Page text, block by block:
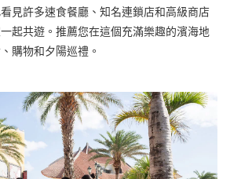
見許多速食餐廳、知名連鎖店和高級商店
起共遊。推薦您在這個充滿樂趣的濱海地
購物和夕陽巡禮。